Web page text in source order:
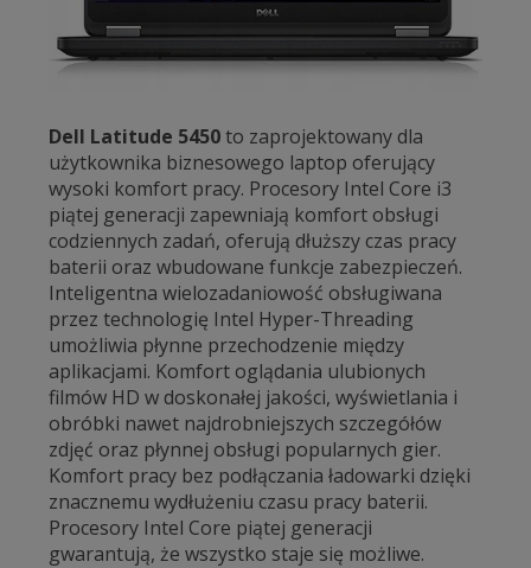
Dell Latitude 5450to zaprojektowany dla
użytkownika biznesowego laptop oferujący
wysoki komfort pracy. Procesory Intel Core i3
piątej generacji zapewniają komfort obsługi
codziennych zadań, oferują dłuższy czas pracy
baterii oraz wbudowane funkcje zabezpieczeń.
Inteligentna wielozadaniowość obsługiwana
przez technologię Intel Hyper-Threading
umożliwia płynne przechodzenie między
aplikacjami. Komfort oglądania ulubionych
filmów HD w doskonałej jakości, wyświetlania i
obróbki nawet najdrobniejszych szczegółów
zdjęć oraz płynnej obsługi popularnych gier.
Komfort pracy bez podłączania ładowarki dzięki
znacznemu wydłużeniu czasu pracy baterii.
Procesory Intel Core piątej generacji
gwarantują, że wszystko staje się możliwe.